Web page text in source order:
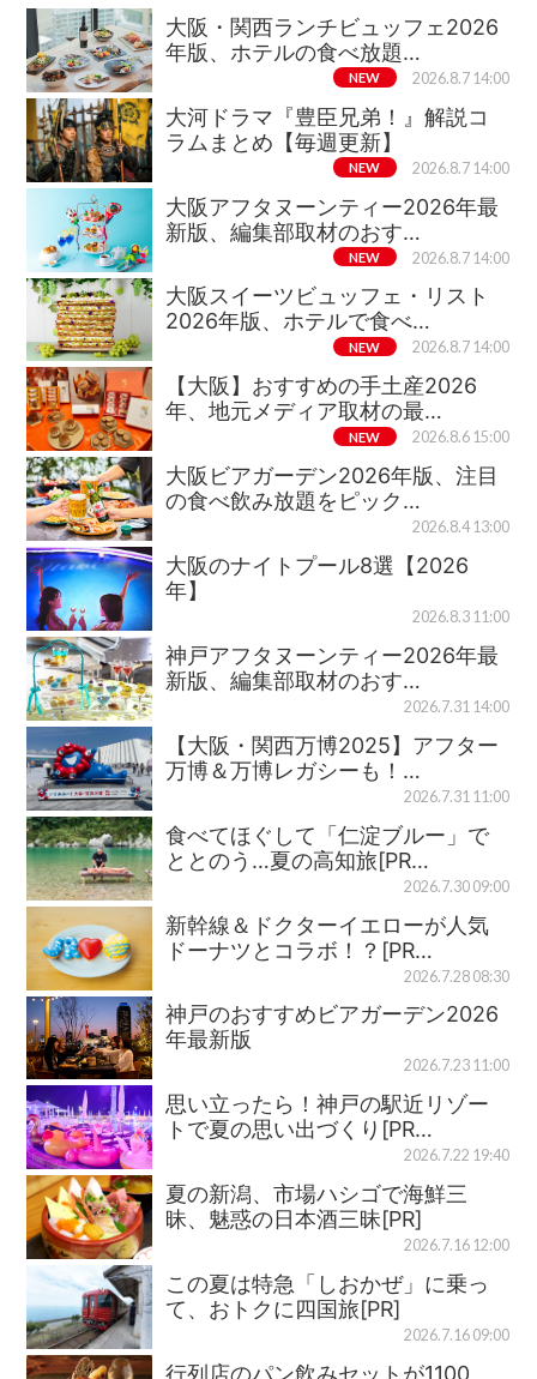
大阪・関西ランチビュッフェ2026
年版、ホテルの食べ放題…
NEW 2026.8.7 14:00
大河ドラマ『豊臣兄弟！』解説コ
ラムまとめ【毎週更新】
NEW 2026.8.7 14:00
大阪アフタヌーンティー2026年最
新版、編集部取材のおす…
NEW 2026.8.7 14:00
大阪スイーツビュッフェ・リスト
2026年版、ホテルで食べ…
NEW 2026.8.7 14:00
【大阪】おすすめの手土産2026
年、地元メディア取材の最…
NEW 2026.8.6 15:00
大阪ビアガーデン2026年版、注目
の食べ飲み放題をピック…
2026.8.4 13:00
大阪のナイトプール8選【2026
年】
2026.8.3 11:00
神戸アフタヌーンティー2026年最
新版、編集部取材のおす…
2026.7.31 14:00
【大阪・関西万博2025】アフター
万博＆万博レガシーも！…
2026.7.31 11:00
食べてほぐして「仁淀ブルー」で
ととのう…夏の高知旅[PR…
2026.7.30 09:00
新幹線＆ドクターイエローが人気
ドーナツとコラボ！？[PR…
2026.7.28 08:30
神戸のおすすめビアガーデン2026
年最新版
2026.7.23 11:00
思い立ったら！神戸の駅近リゾー
トで夏の思い出づくり[PR…
2026.7.22 19:40
夏の新潟、市場ハシゴで海鮮三
昧、魅惑の日本酒三昧[PR]
2026.7.16 12:00
この夏は特急「しおかぜ」に乗っ
て、おトクに四国旅[PR]
2026.7.16 09:00
行列店のパン飲みセットが1100